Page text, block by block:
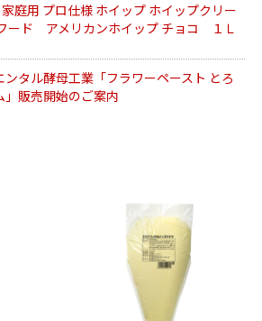
庭用 プロ仕様 ホイップ ホイップクリー
ード アメリカンホイップ チョコ １Ｌ
ンタル酵母工業「フラワーペースト とろ
」販売開始のご案内